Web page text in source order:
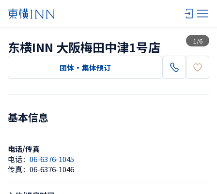
1 /6
查看一览
东横INN 大阪梅田中津1号店
团体・集体预订
基本信息
电话/传真
电话： 06-6376-1045
传真： 06-6376-1046